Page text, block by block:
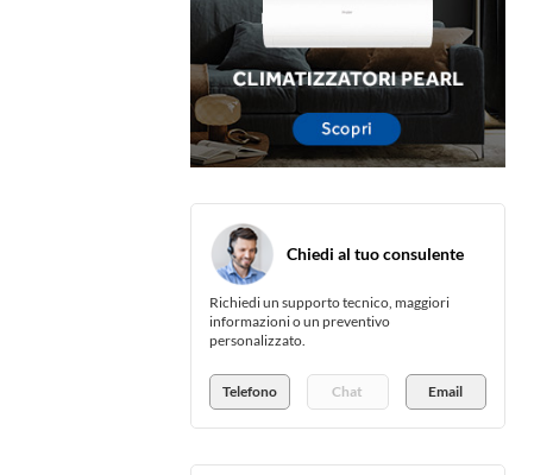
Chiedi al tuo consulente
Richiedi un supporto tecnico, maggiori
informazioni o un preventivo
personalizzato.
Telefono Chat Email